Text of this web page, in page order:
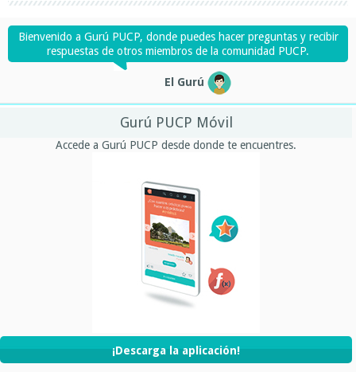
Bienvenido a Gurú PUCP, donde puedes hacer preguntas y recibir
respuestas de otros miembros de la comunidad PUCP.
El Gurú
Gurú PUCP Móvil
Accede a Gurú PUCP desde donde te encuentres.
¡Descarga la aplicación!